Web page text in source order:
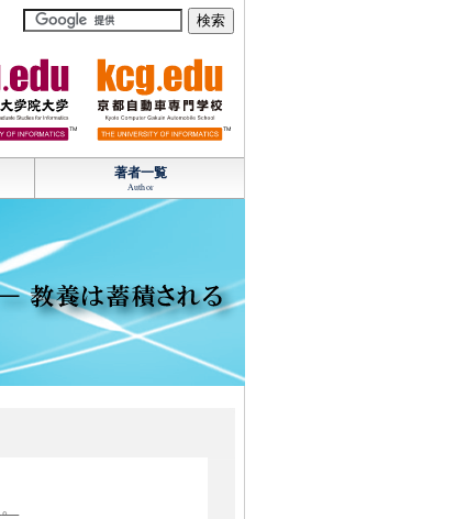
TM TM
著者一覧
Author
。